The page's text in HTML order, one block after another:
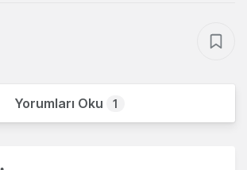
Yorumları Oku 1